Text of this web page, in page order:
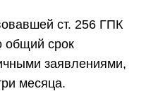
ст. 256 ГПК
общий срок
заявлениями,
месяца.